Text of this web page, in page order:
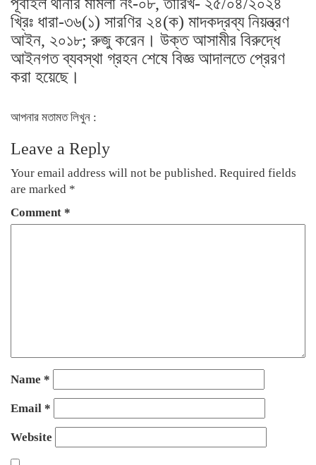
খ্রিঃ ধারা-৩৬(১) সারণির ২৪(ক) মাদকদ্রব্য নিয়ন্ত্রণ
আইন, ২০১৮; রুজু করেন। উক্ত আসামীর বিরুদ্ধে
আইনগত ব্যবস্থা গ্রহন শেষে বিজ্ঞ আদালতে প্রেরণ
করা হয়েছে।
আপনার মতামত লিখুন :
Leave a Reply
Your email address will not be published. Required fields
are marked *
Comment *
Name *
Email *
Website